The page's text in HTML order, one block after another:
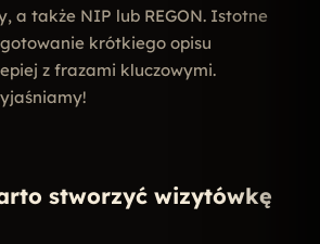
a także NIP lub REGON. Istotne
krótkiego opisu
z frazami kluczowymi.
stworzyć wizytówkę